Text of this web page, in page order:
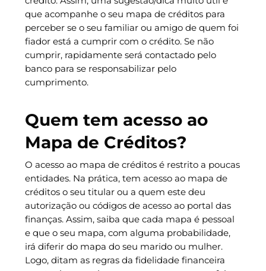
que acompanhe o seu mapa de créditos para
perceber se o seu familiar ou amigo de quem foi
fiador está a cumprir com o crédito. Se não
cumprir, rapidamente será contactado pelo
banco para se responsabilizar pelo
cumprimento.
Quem tem acesso ao
Mapa de Créditos?
O acesso ao mapa de créditos é restrito a poucas
entidades. Na prática, tem acesso ao mapa de
créditos o seu titular ou a quem este deu
autorização ou códigos de acesso ao portal das
finanças. Assim, saiba que cada mapa é pessoal
e que o seu mapa, com alguma probabilidade,
irá diferir do mapa do seu marido ou mulher.
Logo, ditam as regras da fidelidade financeira